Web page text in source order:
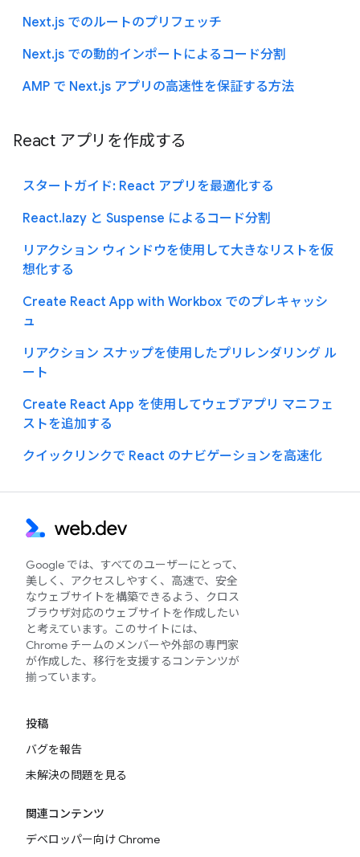
Next.js でのルートのプリフェッチ
Next.js での動的インポートによるコード分割
AMP で Next.js アプリの高速性を保証する方法
React アプリを作成する
スタートガイド: React アプリを最適化する
React.lazy と Suspense によるコード分割
リアクション ウィンドウを使用して大きなリストを仮
想化する
Create React App with Workbox でのプレキャッシ
ュ
リアクション スナップを使用したプリレンダリング ル
ート
Create React App を使用してウェブアプリ マニフェ
ストを追加する
クイックリンクで React のナビゲーションを高速化
Google では、すべてのユーザーにとって、
美しく、アクセスしやすく、高速で、安全
なウェブサイトを構築できるよう、クロス
ブラウザ対応のウェブサイトを作成したい
と考えています。このサイトには、
Chrome チームのメンバーや外部の専門家
が作成した、移行を支援するコンテンツが
揃っています。
投稿
バグを報告
未解決の問題を見る
関連コンテンツ
デベロッパー向け Chrome